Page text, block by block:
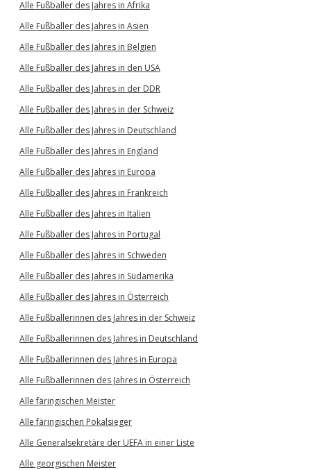
Alle Fußballer des Jahres in Afrika
Alle Fußballer des Jahres in Asien
Alle Fußballer des Jahres in Belgien
Alle Fußballer des Jahres in den USA
Alle Fußballer des Jahres in der DDR
Alle Fußballer des Jahres in der Schweiz
Alle Fußballer des Jahres in Deutschland
Alle Fußballer des Jahres in England
Alle Fußballer des Jahres in Europa
Alle Fußballer des Jahres in Frankreich
Alle Fußballer des Jahres in Italien
Alle Fußballer des Jahres in Portugal
Alle Fußballer des Jahres in Schweden
Alle Fußballer des Jahres in Südamerika
Alle Fußballer des Jahres in Österreich
Alle Fußballerinnen des Jahres in der Schweiz
Alle Fußballerinnen des Jahres in Deutschland
Alle Fußballerinnen des Jahres in Europa
Alle Fußballerinnen des Jahres in Österreich
Alle färingischen Meister
Alle färingischen Pokalsieger
Alle Generalsekretäre der UEFA in einer Liste
Alle georgischen Meister